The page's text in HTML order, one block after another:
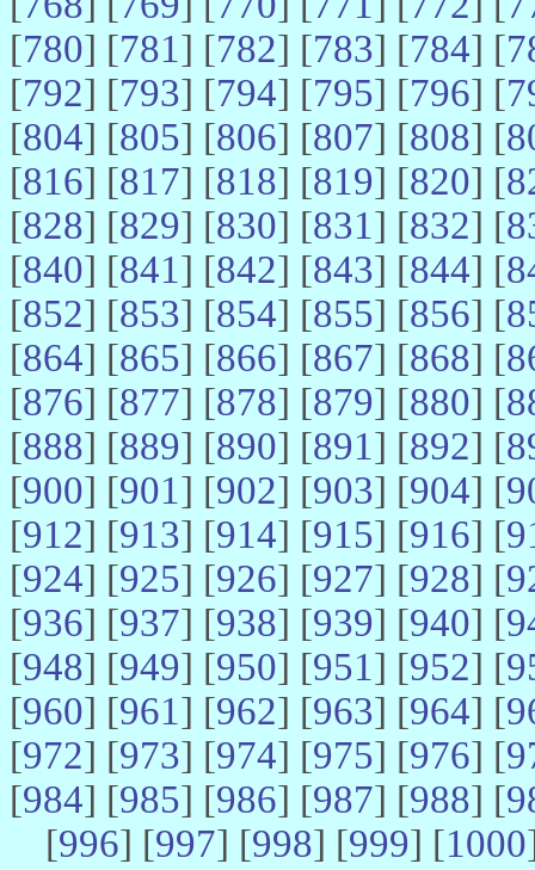
[780] [781] [782] [783] [784] [
[792] [793] [794] [795] [796] [
[804] [805] [806] [807] [808] [
[816] [817] [818] [819] [820] [
[828] [829] [830] [831] [832] [
[840] [841] [842] [843] [844] [
[852] [853] [854] [855] [856] [
[864] [865] [866] [867] [868] [
[876] [877] [878] [879] [880] [
[888] [889] [890] [891] [892] [
[900] [901] [902] [903] [904] [
[912] [913] [914] [915] [916] [
[924] [925] [926] [927] [928] [
[936] [937] [938] [939] [940] [
[948] [949] [950] [951] [952] [
[960] [961] [962] [963] [964] [
[972] [973] [974] [975] [976] [
[984] [985] [986] [987] [988] [
[996] [997] [998] [999] [1000